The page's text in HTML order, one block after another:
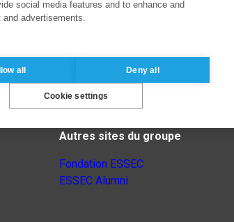
Autres sites du groupe
Fondation ESSEC
ESSEC Alumni
social media features and to enhance and
advertisements.
all Deny all
Cookie settings